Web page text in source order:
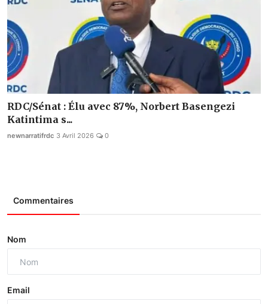
RDC/Sénat : Élu avec 87%, Norbert Basengezi
Katintima s...
newnarratifrdc 3 Avril 2026 0
Commentaires
Nom
Email